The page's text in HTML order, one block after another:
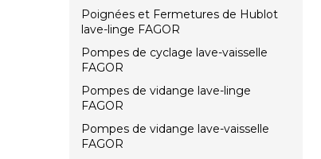
Poignées et Fermetures de Hublot
lave-linge FAGOR
Pompes de cyclage lave-vaisselle
FAGOR
Pompes de vidange lave-linge
FAGOR
Pompes de vidange lave-vaisselle
FAGOR